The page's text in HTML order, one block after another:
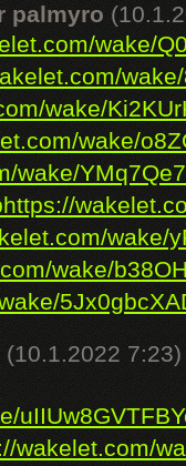
palmyro
wake/
wake/
wake/
wake/
https://
wake/
wake/
(10.1.2022 7:23)
wakelet.com/